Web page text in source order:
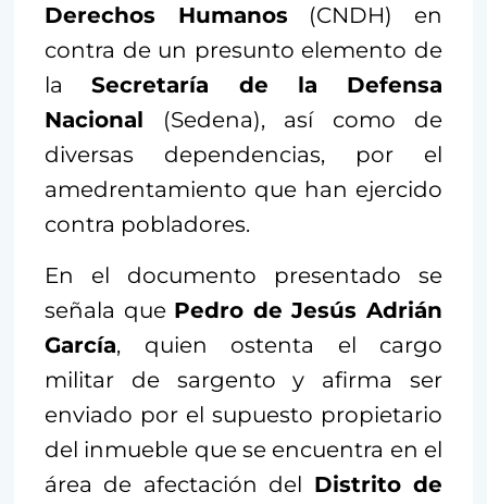
Derechos Humanos (CNDH) en
contra de un presunto elemento de
laSecretaría de la Defensa
Nacional (Sedena), así como de
diversas dependencias, por el
amedrentamiento que han ejercido
contra pobladores.
En el documento presentado se
señala que Pedro de Jesús Adrián
García, quien ostenta el cargo
militar de sargento y afirma ser
enviado por el supuesto propietario
del inmueble que se encuentra en el
área de afectación del Distrito de